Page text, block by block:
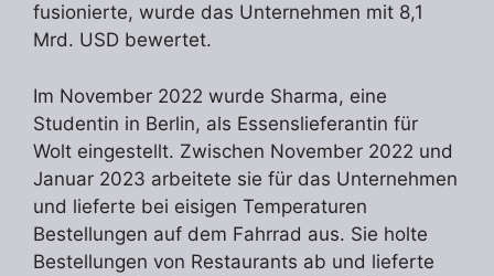
fusionierte, wurde das Unternehmen mit 8,1
Mrd. USD bewertet.
Im November 2022 wurde Sharma, eine
Studentin in Berlin, als Essenslieferantin für
Wolt eingestellt. Zwischen November 2022 und
Januar 2023 arbeitete sie für das Unternehmen
und lieferte bei eisigen Temperaturen
Bestellungen auf dem Fahrrad aus. Sie holte
Bestellungen von Restaurants ab und lieferte